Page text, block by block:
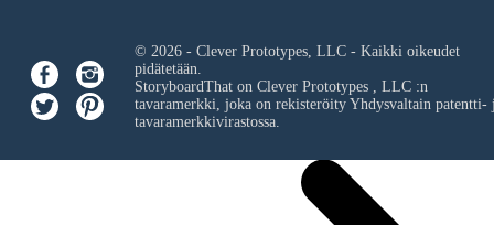
© 2026 - Clever Prototypes, LLC - Kaikki oikeudet
pidätetään.
StoryboardThat on Clever Prototypes , LLC:n
tavaramerkki, joka on rekisteröity Yhdysvaltain patentti-
tavaramerkkivirastossa.